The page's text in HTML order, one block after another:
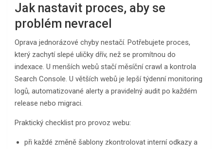
Jak nastavit proces, aby se
problém nevracel
Oprava jednorázové chyby nestačí. Potřebujete proces,
který zachytí slepé uličky dřív, než se promítnou do
indexace. U menších webů stačí měsíční crawl a kontrola
Search Console. U větších webů je lepší týdenní monitoring
logů, automatizované alerty a pravidelný audit po každém
release nebo migraci.
Praktický checklist pro provoz webu:
při každé změně šablony zkontrolovat interní odkazy a